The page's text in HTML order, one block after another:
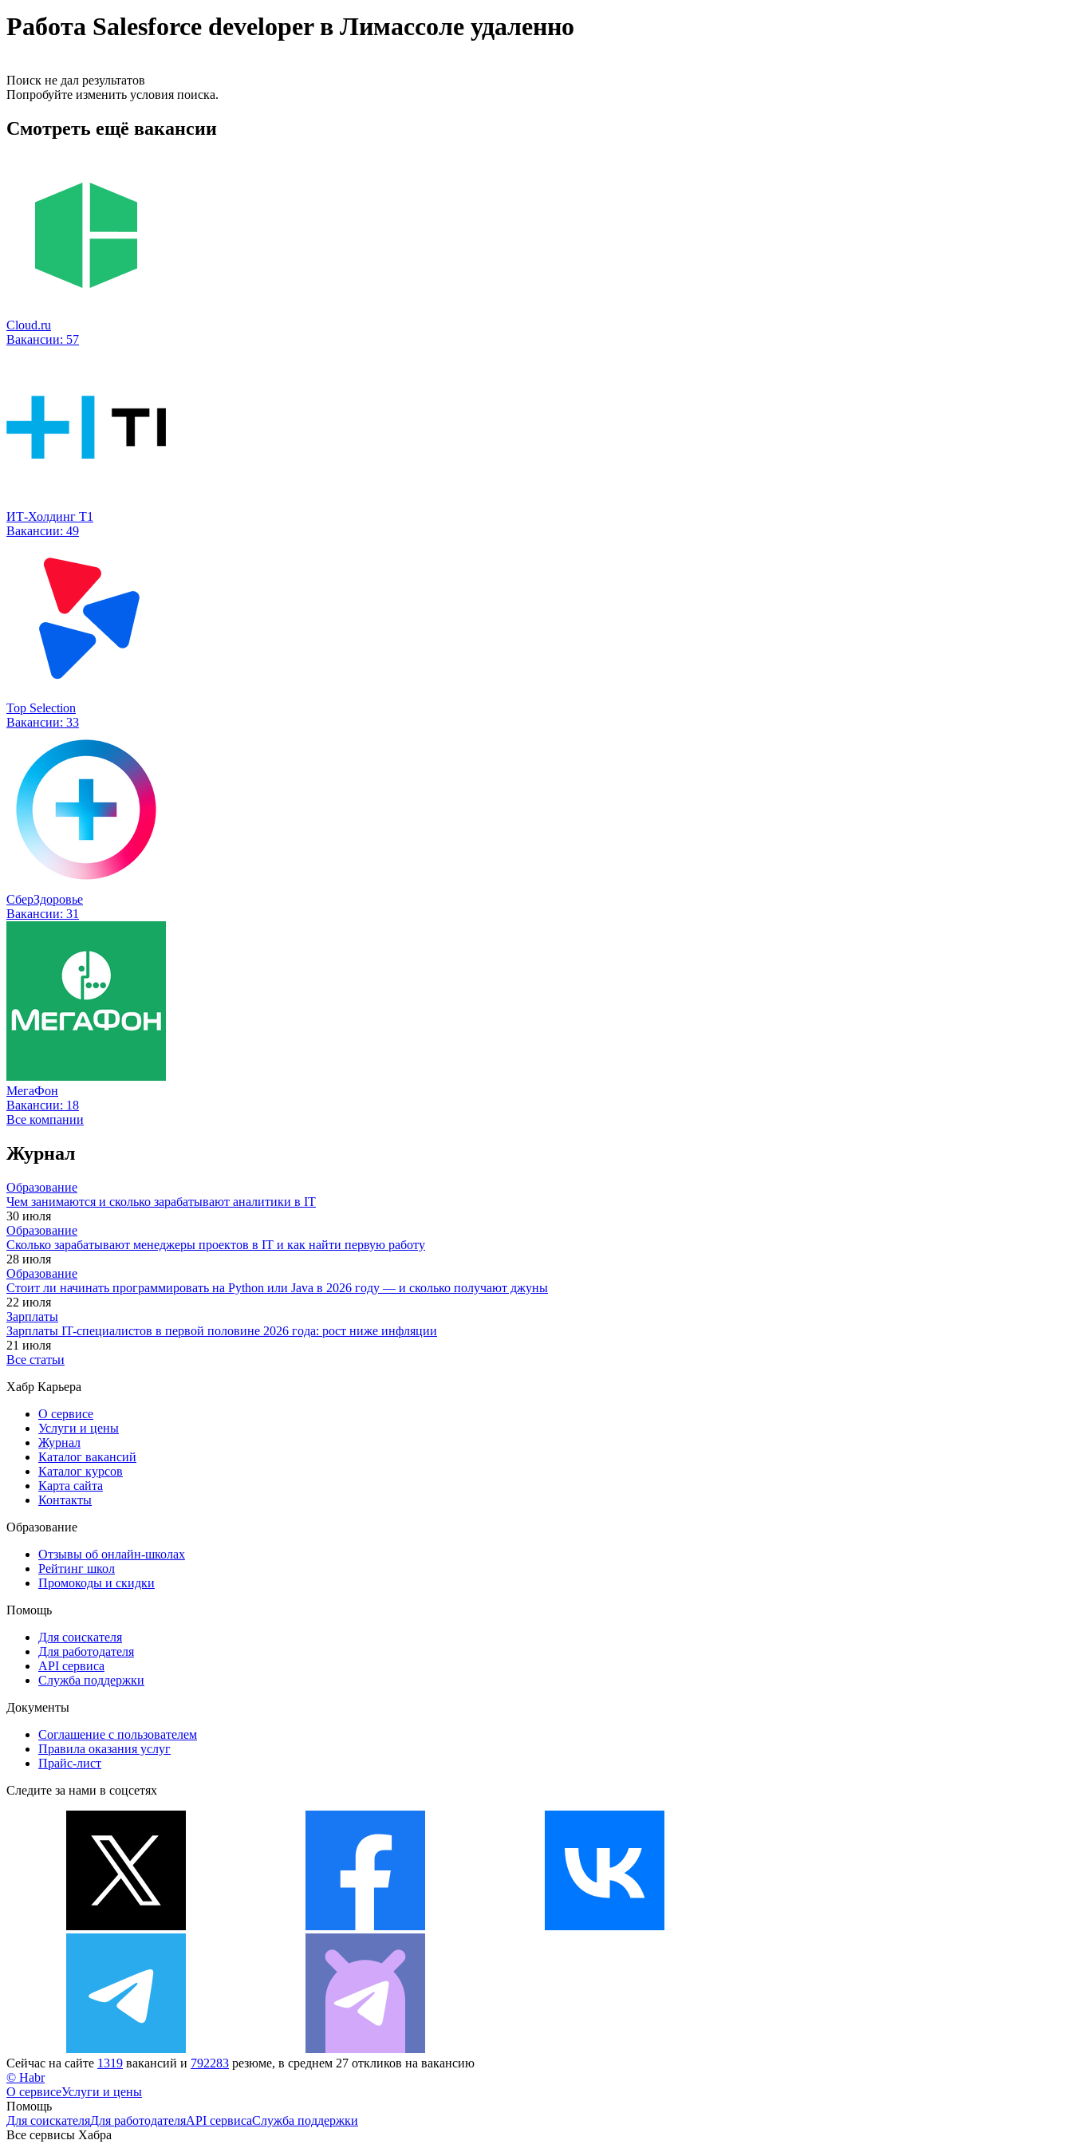
Работа Salesforce developer в Лимассоле удаленно
Поиск не дал результатов
Попробуйте изменить условия поиска.
Смотреть ещё вакансии
Cloud.ru
Вакансии: 57
ИТ-Холдинг Т1
Вакансии: 49
Top Selection
Вакансии: 33
СберЗдоровье
Вакансии: 31
МегаФон
Вакансии: 18
Все компании
Журнал
Образование
Чем занимаются и сколько зарабатывают аналитики в IT
30 июля
Образование
Сколько зарабатывают менеджеры проектов в IT и как найти первую работу
28 июля
Образование
Стоит ли начинать программировать на Python или Java в 2026 году — и сколько получают джуны
22 июля
Зарплаты
Зарплаты IT-специалистов в первой половине 2026 года: рост ниже инфляции
21 июля
Все статьи
Хабр Карьера
О сервисе
Услуги и цены
Журнал
Каталог вакансий
Каталог курсов
Карта сайта
Контакты
Образование
Отзывы об онлайн-школах
Рейтинг школ
Промокоды и скидки
Помощь
Для соискателя
Для работодателя
API сервиса
Служба поддержки
Документы
Соглашение с пользователем
Правила оказания услуг
Прайс-лист
Следите за нами в соцсетях
Сейчас на сайте 1319 вакансий и 792283 резюме, в среднем 27 откликов на вакансию
© Habr
О сервисеУслуги и цены
Помощь
Для соискателяДля работодателяAPI сервисаСлужба поддержки
Все сервисы Хабра